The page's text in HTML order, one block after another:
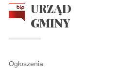
URZĄD
GMINY
Ogłoszenia